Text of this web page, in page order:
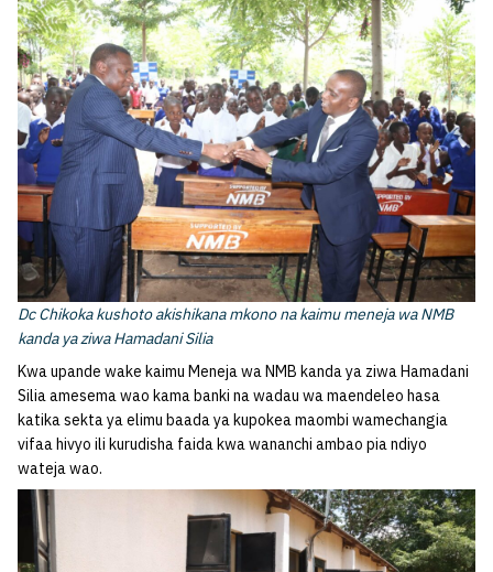
Dc Chikoka kushoto akishikana mkono na kaimu meneja wa NMB
kanda ya ziwa Hamadani Silia
Kwa upande wake kaimu Meneja wa NMB kanda ya ziwa Hamadani
Silia amesema wao kama banki na wadau wa maendeleo hasa
katika sekta ya elimu baada ya kupokea maombi wamechangia
vifaa hivyo ili kurudisha faida kwa wananchi ambao pia ndiyo
wateja wao.